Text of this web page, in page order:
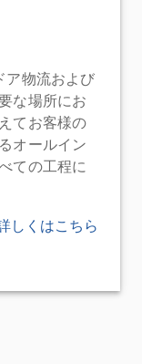
ア物流および
な場所にお
てお客様の
オールイン
ての工程に
しくはこちら